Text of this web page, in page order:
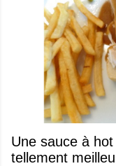
Une sauce à
tellement